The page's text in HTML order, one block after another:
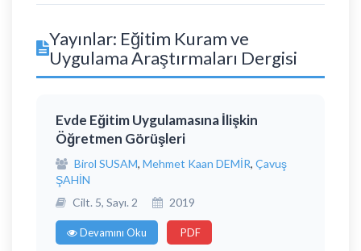
Yayınlar: Eğitim Kuram ve
Uygulama Araştırmaları Dergisi
Evde Eğitim Uygulamasına İlişkin
Öğretmen Görüşleri
Birol SUSAM, Mehmet Kaan DEMİR, Çavuş
ŞAHİN
Cilt. 5, Sayı. 2
2019
Devamını Oku PDF